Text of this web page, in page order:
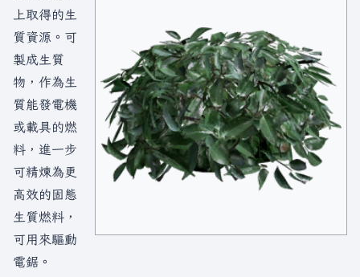
上取得的生
質資源。可
製成生質
物，作為生
質能發電機
或載具的燃
料，進一步
可精煉為更
高效的固態
生質燃料，
可用來驅動
電鋸。